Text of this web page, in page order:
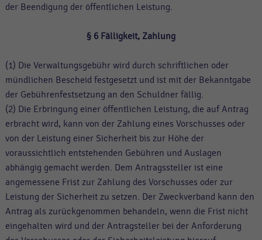
der Beendigung der öffentlichen Leistung.
§ 6 Fälligkeit, Zahlung
(1) Die Verwaltungsgebühr wird durch schriftlichen oder
mündlichen Bescheid festgesetzt und ist mit der Bekanntgabe
der Gebührenfestsetzung an den Schuldner fällig.
(2) Die Erbringung einer öffentlichen Leistung, die auf Antrag
erbracht wird, kann von der Zahlung eines Vorschusses oder
von der Leistung einer Sicherheit bis zur Höhe der
voraussichtlich entstehenden Gebühren und Auslagen
abhängig gemacht werden. Dem Antragssteller ist eine
angemessene Frist zur Zahlung des Vorschusses oder zur
Leistung der Sicherheit zu setzen. Der Zweckverband kann den
Antrag als zurückgenommen behandeln, wenn die Frist nicht
eingehalten wird und der Antragsteller bei der Anforderung